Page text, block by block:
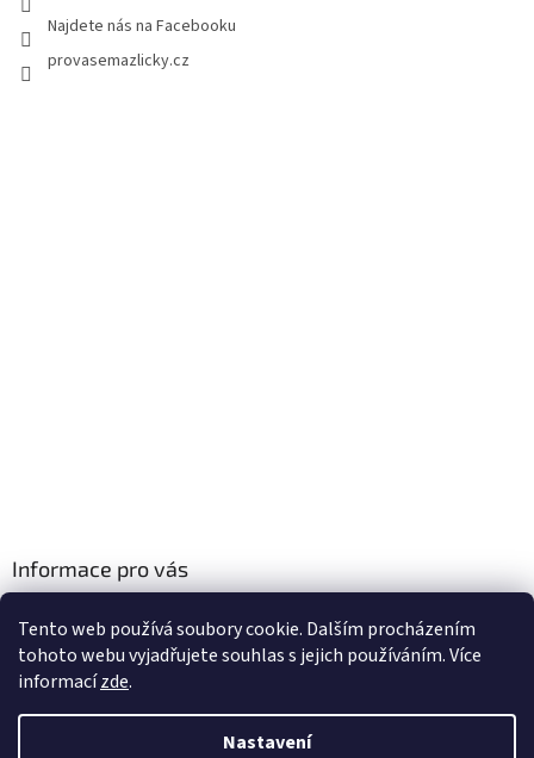
Tento web používá soubory cookie. Dalším procházením
tohoto webu vyjadřujete souhlas s jejich používáním. Více
informacízde.
Nastavení
Najdete nás na Facebooku
provasemazlicky.cz
Informace pro vás
Podmínky ochrany osobních údajů
Vytvořil Shoptet